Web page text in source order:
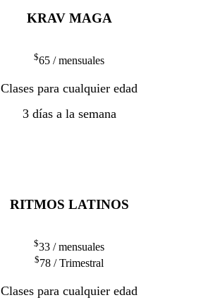
KRAV MAGA
$65 / mensuales
Clases para cualquier edad
3 días a la semana
RITMOS LATINOS
$33 / mensuales
$78 / Trimestral
Clases para cualquier edad